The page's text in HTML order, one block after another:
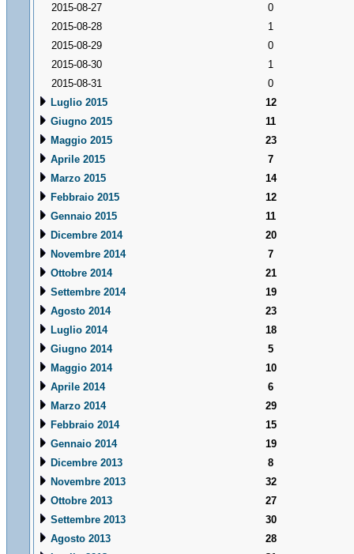
2015-08-27
0
2015-08-28
1
2015-08-29
0
2015-08-30
1
2015-08-31
0
Luglio 2015
12
Giugno 2015
11
Maggio 2015
23
Aprile 2015
7
Marzo 2015
14
Febbraio 2015
12
Gennaio 2015
11
Dicembre 2014
20
Novembre 2014
7
Ottobre 2014
21
Settembre 2014
19
Agosto 2014
23
Luglio 2014
18
Giugno 2014
5
Maggio 2014
10
Aprile 2014
6
Marzo 2014
29
Febbraio 2014
15
Gennaio 2014
19
Dicembre 2013
8
Novembre 2013
32
Ottobre 2013
27
Settembre 2013
30
Agosto 2013
28